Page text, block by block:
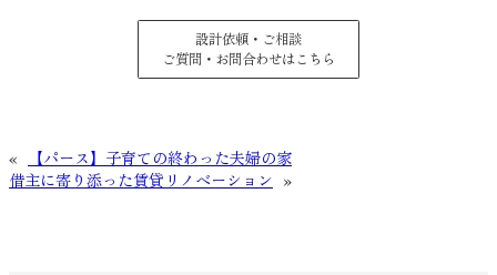
設計依頼・ご相談
ご質問・お問合わせはこちら
«
【パース】子育ての終わった夫婦の家
借主に寄り添った賃貸リノベーション »